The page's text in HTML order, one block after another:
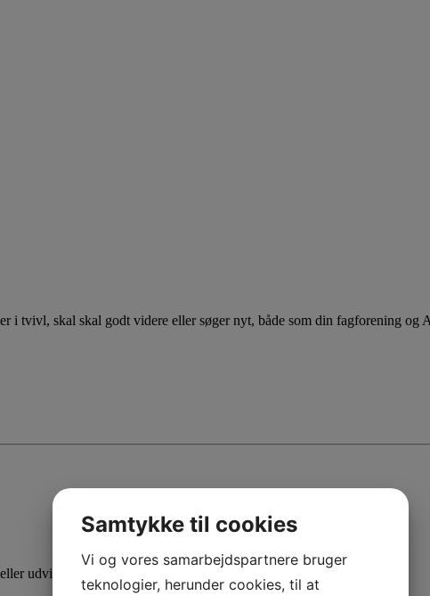
i tvivl, skal skal godt videre eller søger nyt, både som din fagforening og
udvid din viden med specialiserede kurser.
Samtykke til cookies
Vi og vores samarbejdspartnere bruger
teknologier, herunder cookies, til at